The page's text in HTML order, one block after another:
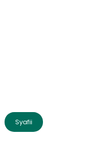
Syafii